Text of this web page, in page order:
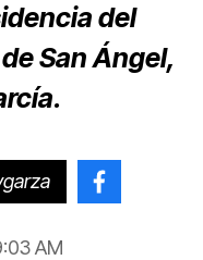
del
San Ángel,
AM